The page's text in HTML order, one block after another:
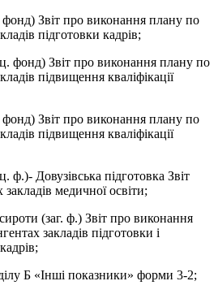
Звіт про виконання плану по
підготовки кадрів;
фонд) Звіт про виконання плану по
підвищення кваліфікації
Звіт про виконання плану по
підвищення кваліфікації
ф.)- Довузівська підготовка Звіт
медичної освіти;
(заг. ф.) Звіт про виконання
закладів підготовки і
Б «Інші показники» форми 3-2;